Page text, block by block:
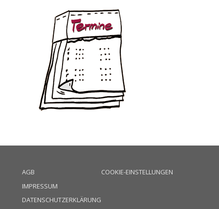
AGB
IMPRESSUM
DATENSCHUTZERKLÄRUNG
COOKIE-EINSTELLUNGEN